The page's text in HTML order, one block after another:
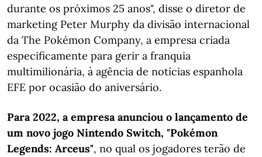
durante os próximos 25 anos", disse o diretor de
marketing Peter Murphy da divisão internacional
da The Pokémon Company, a empresa criada
especificamente para gerir a franquia
multimilionária, à agência de notícias espanhola
EFE por ocasião do aniversário.
Para 2022, a empresa anunciou o lançamento de
um novo jogo Nintendo Switch, "Pokémon
Legends: Arceus", no qual os jogadores terão de